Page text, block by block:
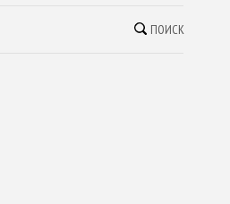
ПОИСК